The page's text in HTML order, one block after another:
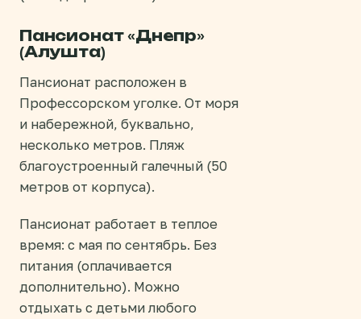
Пансионат «Днепр»
(Алушта)
Пансионат расположен в
Профессорском уголке. От моря
и набережной, буквально,
несколько метров. Пляж
благоустроенный галечный (50
метров от корпуса).
Пансионат работает в теплое
время: с мая по сентябрь. Без
питания (оплачивается
дополнительно). Можно
отдыхать с детьми любого